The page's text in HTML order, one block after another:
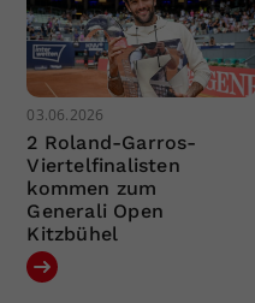
03.06.2026
2 Roland-Garros-
Viertelfinalisten
kommen zum
Generali Open
Kitzbühel